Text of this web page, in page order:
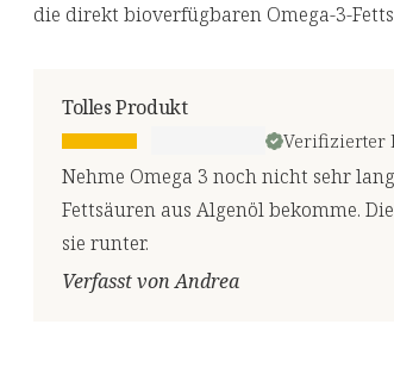
die direkt bioverfügbaren Omega-3-
Tolles Produkt
Verifizierter
Nehme Omega 3 noch nicht sehr
Fettsäuren aus Algenöl bekomme.
sie runter.
Verfasst von Andrea